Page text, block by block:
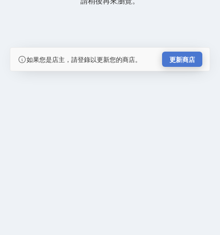
如果您是店主，請登錄以更新您的商店。 更新商店